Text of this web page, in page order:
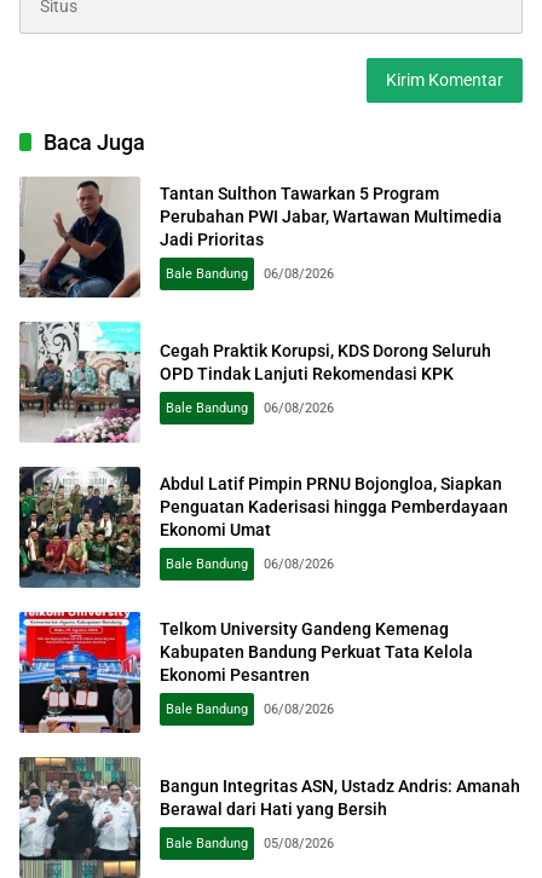
Baca Juga
Tantan Sulthon Tawarkan 5 Program
Perubahan PWI Jabar, Wartawan Multimedia
Jadi Prioritas
Bale Bandung 06/08/2026
Cegah Praktik Korupsi, KDS Dorong Seluruh
OPD Tindak Lanjuti Rekomendasi KPK
Bale Bandung 06/08/2026
Abdul Latif Pimpin PRNU Bojongloa, Siapkan
Penguatan Kaderisasi hingga Pemberdayaan
Ekonomi Umat
Bale Bandung 06/08/2026
Telkom University Gandeng Kemenag
Kabupaten Bandung Perkuat Tata Kelola
Ekonomi Pesantren
Bale Bandung 06/08/2026
Bangun Integritas ASN, Ustadz Andris: Amanah
Berawal dari Hati yang Bersih
Bale Bandung 05/08/2026